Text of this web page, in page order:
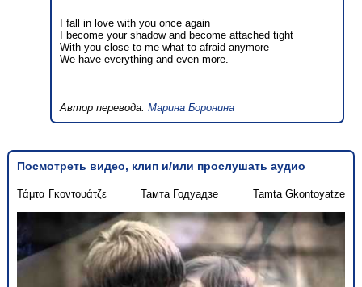
I fall in love with you once again
I become your shadow and become attached tight
With you close to me what to afraid anymore
We have everything and even more.
Автор перевода:Марина Боронина
Посмотреть видео, клип и/или прослушать аудио
Τάμτα Γκοντουάτζε Тамта Годуадзе Tamta Gkontoyatze